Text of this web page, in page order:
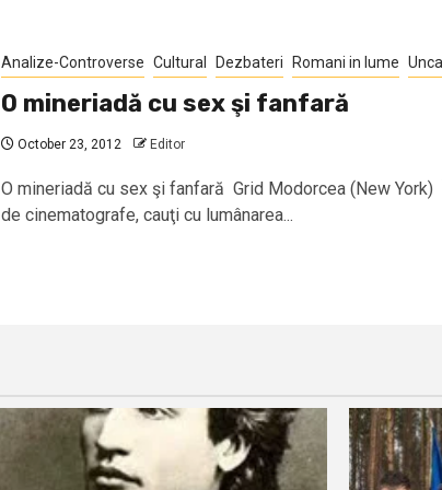
Analize-Controverse Cultural Dezbateri Romani in lume
O mineriadă cu sex şi fanfară
October 23, 2012 Editor
O mineriadă cu sex şi fanfară Grid Modorcea (New York)
de cinematografe, cauţi cu lumânarea...